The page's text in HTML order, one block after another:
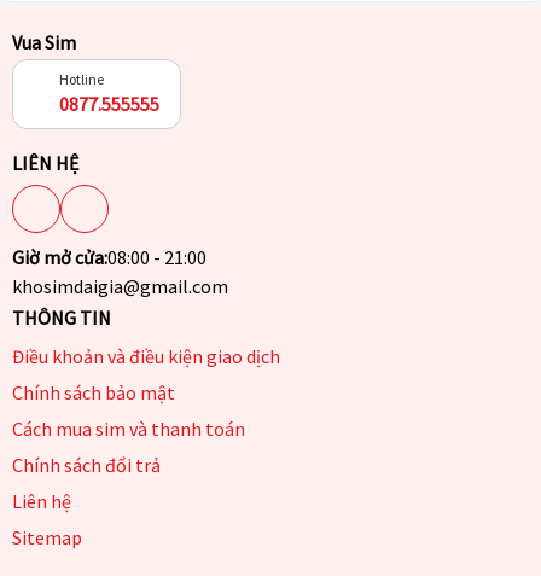
Vua Sim
Hotline
0877.555555
LIÊN HỆ
Giờ mở cửa:08:00 - 21:00
khosimdaigia@gmail.com
THÔNG TIN
Điều khoản và điều kiện giao dịch
Chính sách bảo mật
Cách mua sim và thanh toán
Chính sách đổi trả
Liên hệ
Sitemap